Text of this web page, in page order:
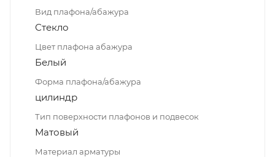
Вид плафона/абажура
Стекло
Цвет плафона абажура
Белый
Форма плафона/абажура
цилиндр
Тип поверхности плафонов и подвесок
Матовый
Материал арматуры